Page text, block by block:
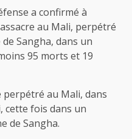
a confirmé à
au Mali, perpétré
Sangha, dans un
95 morts et 19
perpétré au Mali, dans
cette fois dans un
de Sangha.